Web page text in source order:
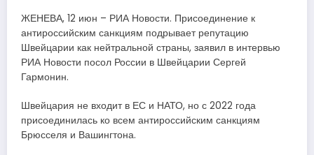
ЖЕНЕВА, 12 июн – РИА Новости. Присоединение к
антироссийским санкциям подрывает репутацию
Швейцарии как нейтральной страны, заявил в интервью
РИА Новости посол России в Швейцарии Сергей
Гармонин.
Швейцария не входит в ЕС и НАТО, но с 2022 года
присоединилась ко всем антироссийским санкциям
Брюсселя и Вашингтона​​​.